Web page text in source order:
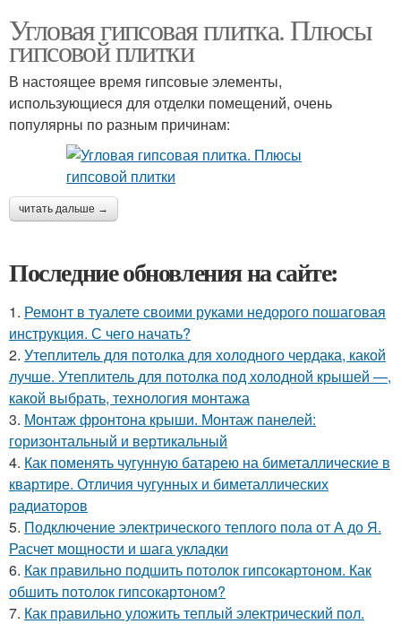
Угловая гипсовая плитка. Плюсы
гипсовой плитки
В настоящее время гипсовые элементы,
использующиеся для отделки помещений, очень
популярны по разным причинам:
читать дальше →
Последние обновления на сайте:
1. Ремонт в туалете своими руками недорого пошаговая
инструкция. С чего начать?
2. Утеплитель для потолка для холодного чердака, какой
лучше. Утеплитель для потолка под холодной крышей —,
какой выбрать, технология монтажа
3. Монтаж фронтона крыши. Монтаж панелей:
горизонтальный и вертикальный
4. Как поменять чугунную батарею на биметаллические в
квартире. Отличия чугунных и биметаллических
радиаторов
5. Подключение электрического теплого пола от А до Я.
Расчет мощности и шага укладки
6. Как правильно подшить потолок гипсокартоном. Как
обшить потолок гипсокартоном?
7. Как правильно уложить теплый электрический пол.